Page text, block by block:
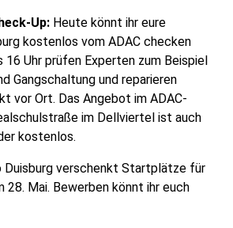
Up: Heute könnt ihr eure
kostenlos vom ADAC checken
16 Uhr prüfen Experten zum Beispiel
Gangschaltung und reparieren
vor Ort. Das Angebot im ADAC-
im Dellviertel ist auch
kostenlos.
Duisburg verschenkt Startplätze für
28. Mai. Bewerben könnt ihr euch